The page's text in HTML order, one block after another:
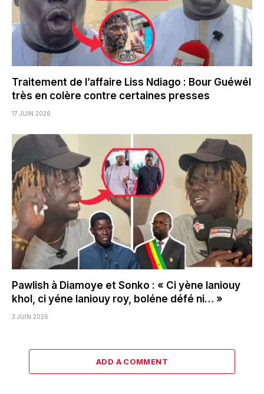
Traitement de l’affaire Liss Ndiago : Bour Guéwél
très en colère contre certaines presses
17 JUIN 2026
Pawlish à Diamoye et Sonko : « Ci yène laniouy
khol, ci yéne laniouy roy, boléne défé ni… »
3 JUIN 2026
ADD A COMMENT